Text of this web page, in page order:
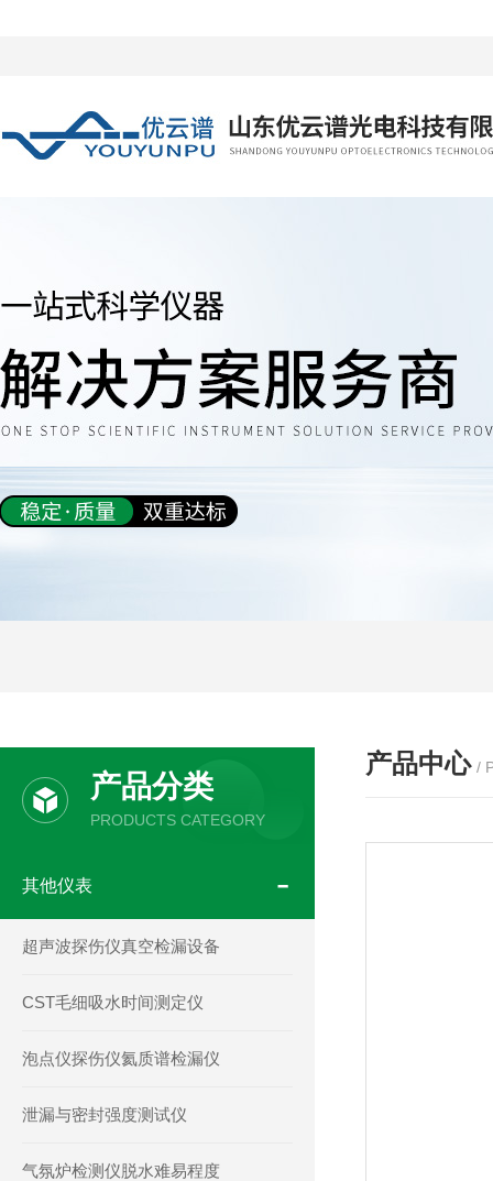
产品中心 /
产品分类
PRODUCTS CATEGORY
其他仪表
超声波探伤仪真空检漏设备
CST毛细吸水时间测定仪
泡点仪探伤仪氦质谱检漏仪
泄漏与密封强度测试仪
气氛炉检测仪脱水难易程度